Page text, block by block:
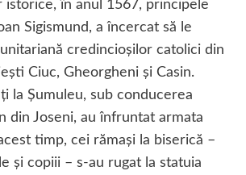
istorice, în anul 1567, principele
Sigismund, a încercat să le
credincioşilor catolici din
Ciuc, Gheorgheni şi Casin.
la Şumuleu, sub conducerea
din Joseni, au înfruntat armata
timp, cei rămaşi la biserică –
şi copiii – s-au rugat la statuia